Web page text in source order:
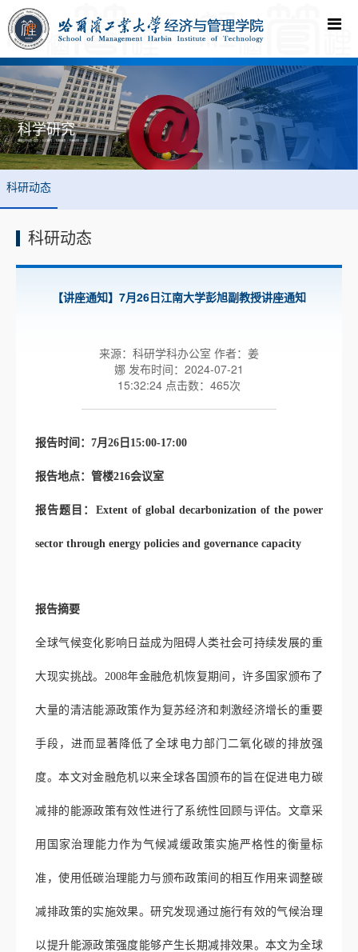
科学研究
您现在的位置:首页->科学研究 ->科研动态 ->科研动态 -> 正文
科研动态
科研动态
【讲座通知】7月26日江南大学彭旭副教授讲座通知
来源：科研学科办公室 作者：姜
娜 发布时间：2024-07-21
15:32:24 点击数： 465次
报告时间：7月26 日 15:00-17:00
报告地点：管楼216会议室
报告题目： Extent of global decarbonization of the power
sector through energy policies and governance capacity
报告摘要
全球气候变化影响日益成为阻碍人类社会可持续发展的重
大现实挑战。 2008年金融危机恢复期间，许多国家颁布了
大量的清洁能源政策作为复苏经济和刺激经济增长的重要
手段，进而显著降低了全球电力部门二氧化碳的排放强
度。本文对金融危机以来全球各国颁布的旨在促进电力碳
减排的能源政策有效性进行了系统性回顾与评估。文章采
用国家治理能力作为气候减缓政策实施严格性的衡量标
准，使用低碳治理能力与颁布政策间的相互作用来调整碳
减排政策的实施效果。研究发现通过施行有效的气候治理
以提升能源政策强度能够产生长期减排效果。本文为全球